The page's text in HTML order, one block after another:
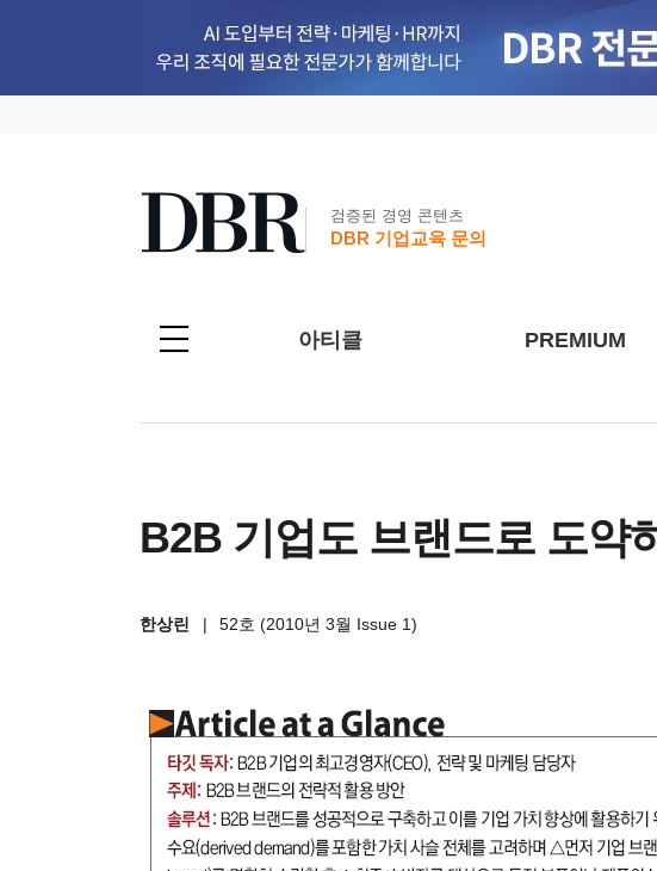
검증된 경영 콘텐츠
DBR 기업교육 문의
아티클 PREMIUM
B2B 기업도 브랜드로 도약
한상린 | 52호 (2010년 3월 Issue 1)